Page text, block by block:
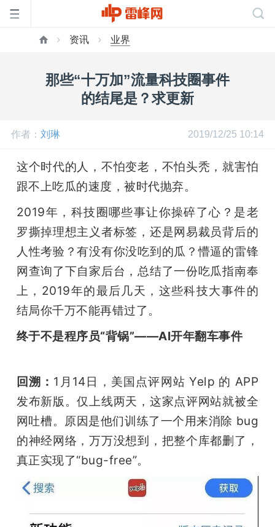
雷
峰
公
开
课
动
中
心
GAIR
资讯 业界
那些“十万加”流量科技圈事件
的结尾是？求更新
作者： 刘琳 2019/12/25 10:14
这个时代的人，不怕变老，不怕头秃，就害怕
跟不上吃瓜的速度，被时代抛弃。
2019年，科技圈哪些事让你操碎了心？是老
罗撕掉理想主义者标签，还是网易裁员背后的
人性考验？有没有你没吃到的瓜？懵逼的雷锋
网查询了下自家后台，总结了一份吃瓜指南奉
上，2019年的最后几天，这些科技大事件的
结局你千万不能再错过了。
终于不是程序员“背锅”——AI开年翻车事件
回溯： 1月14日，美国点评网站 Yelp 的 APP
发布新版。仅上线两天，这家点评网站就被全
网吐槽。原因是他们训练了一个用来消除 bug
的神经网络，万万没想到，把整个库都删了，
真正实现了“bug-free”。